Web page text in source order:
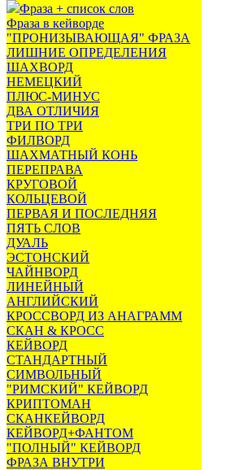
Фраза + список слов
Фраза в кейворде
"ПРОНИЗЫВАЮЩАЯ" ФРАЗА
ЛИШНИЕ ОПРЕДЕЛЕНИЯ
ШАХВОРД
НЕМЕЦКИЙ
ПЛЮС-МИНУС
ДВА ОТЛИЧИЯ
ТРИ ПО ТРИ
ФИЛВОРД
ШАХМАТНЫЙ КОНЬ
ПЕРЕПРАВА
КРУГОВОЙ
КОЛЬЦЕВОЙ
ПЕРВАЯ И ПОСЛЕДНЯЯ
ПЯТЬ СЛОВ
ДУАЛЬ
ЭСТОНСКИЙ
ЧАЙНВОРД
ЛИНЕЙНЫЙ
АНГЛИЙСКИЙ
КРОССВОРД ИЗ АНАГРАММ
СКАН & КРОСС
КЕЙВОРД
СТАНДАРТНЫЙ
СИМВОЛЬНЫЙ
"РИМСКИЙ" КЕЙВОРД
КРИПТОМАН
СКАНКЕЙВОРД
КЕЙВОРД+ФАНТОМ
"ПОЛНЫЙ" КЕЙВОРД
ФРАЗА ВНУТРИ